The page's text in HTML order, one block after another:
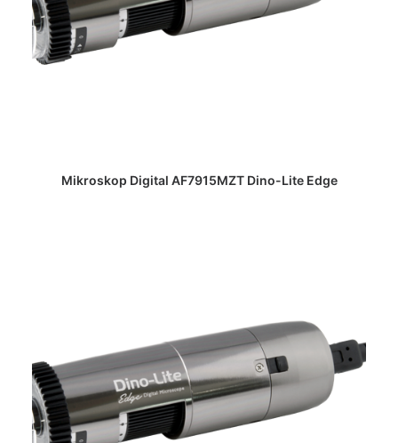
DAPATKAN PENAWARAN HARGA
Mikroskop Digital AF7915MZT Dino-Lite Edge